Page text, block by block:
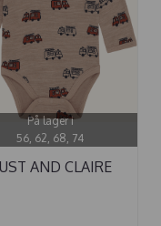
På lager i
56, 62, 68, 74
AND CLAIRE